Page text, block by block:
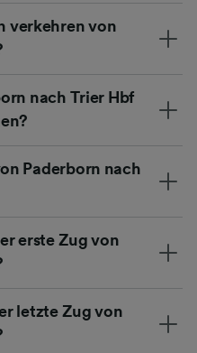
verkehren von
nach Trier Hbf
Paderborn nach
erste Zug von
letzte Zug von